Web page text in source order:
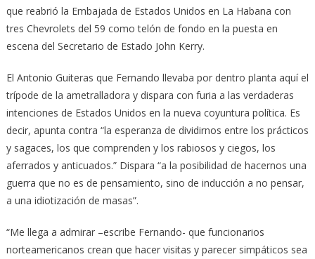
que reabrió la Embajada de Estados Unidos en La Habana con
tres Chevrolets del 59 como telón de fondo en la puesta en
escena del Secretario de Estado John Kerry.
El Antonio Guiteras que Fernando llevaba por dentro planta aquí el
trípode de la ametralladora y dispara con furia a las verdaderas
intenciones de Estados Unidos en la nueva coyuntura política. Es
decir, apunta contra “la esperanza de dividirnos entre los prácticos
y sagaces, los que comprenden y los rabiosos y ciegos, los
aferrados y anticuados.” Dispara “a la posibilidad de hacernos una
guerra que no es de pensamiento, sino de inducción a no pensar,
a una idiotización de masas”.
“Me llega a admirar –escribe Fernando- que funcionarios
norteamericanos crean que hacer visitas y parecer simpáticos sea